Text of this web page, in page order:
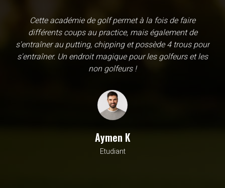
L'Academy de Gammarth comme son nom l'indique est
une école, en fait c'est un practice exceptionnel. il y a
évidemment un pratique classic sur tapis mais aussi
un sur herbe, des zones pour le chipping, les bumqers...
Vous y avez pensé, c'est à l'academy. Il n'y a pas assez
beauté de ce site